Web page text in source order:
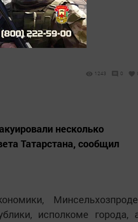
о
1243 0
несколько
Татарстана, сообщил
исполкоме города,